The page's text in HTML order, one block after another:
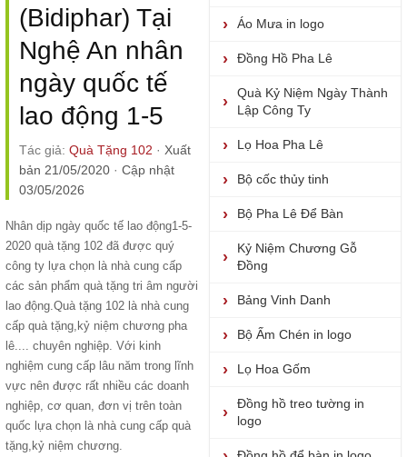
(Bidiphar) Tại
Nghệ An nhân
ngày quốc tế
lao động 1-5
Tác giả: Quà Tặng 102 · Xuất
bản 21/05/2020 · Cập nhật
03/05/2026
Nhân dịp ngày quốc tế lao động1-5-
2020 quà tặng 102 đã được quý
công ty lựa chọn là nhà cung cấp
các sản phẩm quà tặng tri âm người
lao động.Quà tặng 102 là nhà cung
cấp quà tặng,kỷ niệm chương pha
lê.... chuyên nghiệp. Với kinh
nghiệm cung cấp lâu năm trong lĩnh
vực nên được rất nhiều các doanh
nghiệp, cơ quan, đơn vị trên toàn
quốc lựa chọn là nhà cung cấp quà
tặng,kỷ niệm chương.
Áo Mưa in logo
Đồng Hồ Pha Lê
Quà Kỷ Niệm Ngày Thành
Lập Công Ty
Lọ Hoa Pha Lê
Bộ cốc thủy tinh
Bộ Pha Lê Để Bàn
Kỷ Niệm Chương Gỗ
Đồng
Bảng Vinh Danh
Bộ Ấm Chén in logo
Lọ Hoa Gốm
Đồng hồ treo tường in
logo